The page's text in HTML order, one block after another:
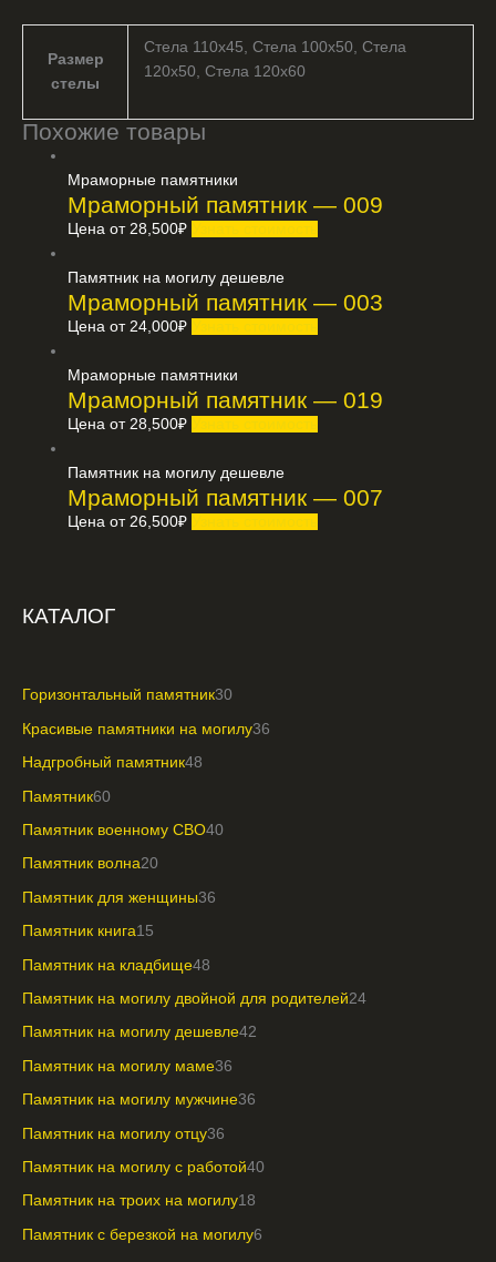
Размер
стелы
Стела 110х45, Стела 100х50, Стела
120х50, Стела 120х60
Похожие товары
Мраморные памятники
Мраморный памятник — 009
Цена от28,500₽
Памятник на могилу дешевле
Мраморный памятник — 003
Цена от24,000₽
Мраморные памятники
Мраморный памятник — 019
Цена от28,500₽
Памятник на могилу дешевле
Мраморный памятник — 007
Цена от26,500₽
КАТАЛОГ
Горизонтальный памятник30
Красивые памятники на могилу36
Надгробный памятник48
Памятник60
Памятник военному СВО40
Памятник волна20
Памятник для женщины36
Памятник книга15
Памятник на кладбище48
Памятник на могилу двойной для родителей24
Памятник на могилу дешевле42
Памятник на могилу маме36
Памятник на могилу мужчине36
Памятник на могилу отцу36
Памятник на могилу с работой40
Памятник на троих на могилу18
Памятник с березкой на могилу6